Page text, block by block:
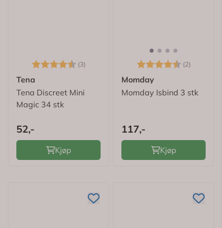
Karakter: (3)
4.7 av 5 mulige
Tena
Tena Discreet Mini
Magic 34 stk
52,-
Kjøp
Karakter: (2)
Momday
Momday Isbind 3 stk
117,-
Kjøp